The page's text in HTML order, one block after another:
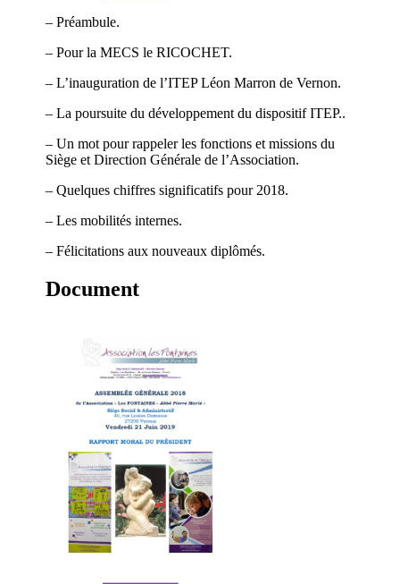
– Préambule.
– Pour la MECS le RICOCHET.
– L’inauguration de l’ITEP Léon Marron de Vernon.
– La poursuite du développement du dispositif ITEP..
– Un mot pour rappeler les fonctions et missions du
Siège et Direction Générale de l’Association.
– Quelques chiffres significatifs pour 2018.
– Les mobilités internes.
– Félicitations aux nouveaux diplômés.
Document